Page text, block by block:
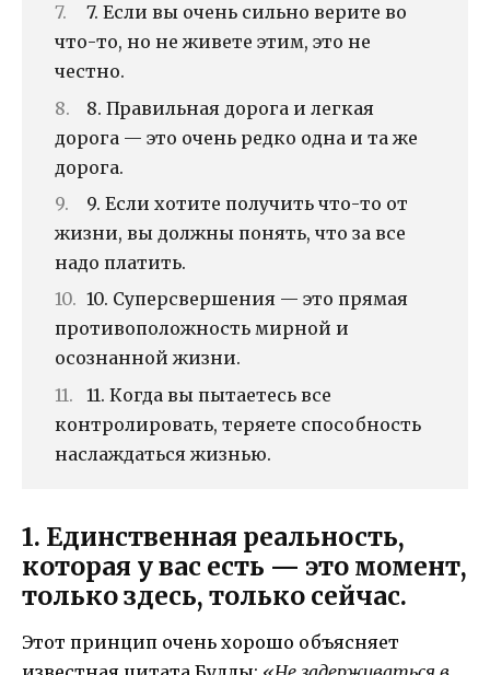
7. Если вы очень сильно верите во
что-то, но не живете этим, это не
честно.
8. Правильная дорога и легкая
дорога — это очень редко одна и та же
дорога.
9. Если хотите получить что-то от
жизни, вы должны понять, что за все
надо платить.
10. Суперсвершения — это прямая
противоположность мирной и
осознанной жизни.
11. Когда вы пытаетесь все
контролировать, теряете способность
наслаждаться жизнью.
1. Единственная реальность,
которая у вас есть — это момент,
только здесь, только сейчас.
Этот принцип очень хорошо объясняет